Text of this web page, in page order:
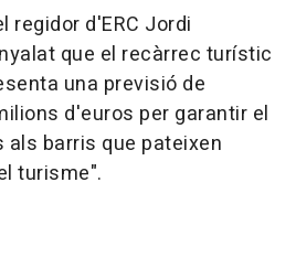
regidor d'ERC Jordi
que el recàrrec turístic
una previsió de
d'euros per garantir el
barris que pateixen
turisme".